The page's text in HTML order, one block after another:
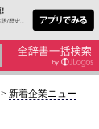
> 新着企業ニュー